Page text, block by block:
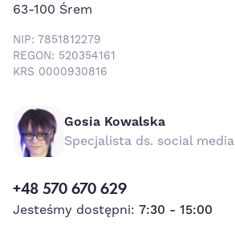
63-100 Śrem
NIP: 7851812279
REGON: 520354161
KRS 0000930816
Gosia Kowalska
Specjalista ds. social media
+48 570 670 629
Jesteśmy dostępni: 7:30 - 15:00